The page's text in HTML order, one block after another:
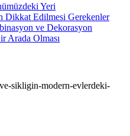
Yeri
Dikkat Edilmesi Gerekenler
ve Dekorasyon
Arada Olması
sikligin-modern-evlerdeki-